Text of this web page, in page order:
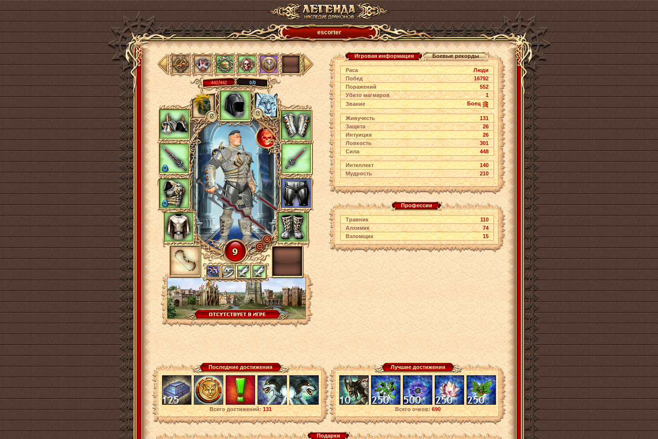
escorter
Игровая информация Боевые рекорды
Раса
Люди
Побед
16792
Поражений
552
Убито магмаров
1
Звание
Боец
Живучесть
131
Защита
26
Интуиция
26
Ловкость
301
Сила
448
Интеллект
140
Мудрость
210
Профессии
Травник
110
Алхимик
74
Взломщик
15
Последние достижения
Всего достижений: 131
Лучшие достижения
Всего очков: 690
Подарки